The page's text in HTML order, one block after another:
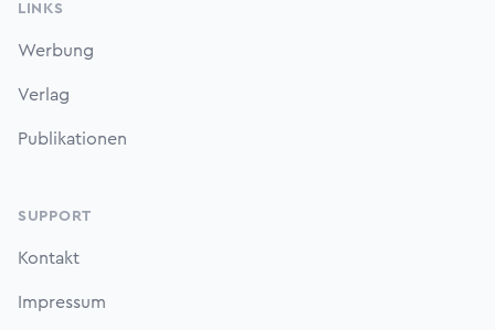
LINKS
Werbung
Verlag
Publikationen
SUPPORT
Kontakt
Impressum